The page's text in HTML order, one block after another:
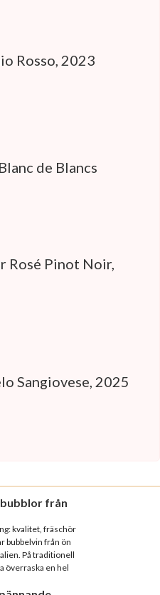
Rosso, 2023
de Blancs
Rosé Pinot Noir,
Sangiovese, 2025
från
kvalitet, fräschör
bubbelvin från ön
På traditionell
överraska en hel